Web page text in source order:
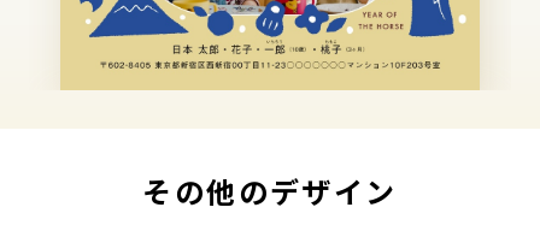
その他のデザイン